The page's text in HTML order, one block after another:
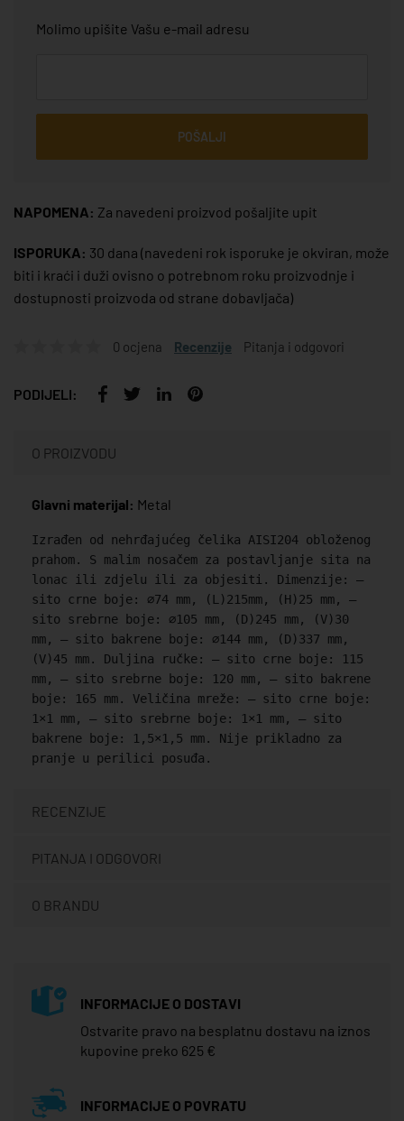
Molimo upišite Vašu e-mail adresu
POŠALJI
NAPOMENA: Za navedeni proizvod pošaljite upit
ISPORUKA: 30 dana (navedeni rok isporuke je okviran, može
biti i kraći i duži ovisno o potrebnom roku proizvodnje i
dostupnosti proizvoda od strane dobavljača)
0 ocjena Recenzije Pitanja i odgovori
PODIJELI:
O PROIZVODU
Glavni materijal: Metal
Izrađen od nehrđajućeg čelika AISI204 obloženog
prahom. S malim nosačem za postavljanje sita na
lonac ili zdjelu ili za objesiti. Dimenzije: –
sito crne boje: ⌀74 mm, (L)215mm, (H)25 mm, –
sito srebrne boje: ⌀105 mm, (D)245 mm, (V)30
mm, – sito bakrene boje: ⌀144 mm, (D)337 mm,
(V)45 mm. Duljina ručke: – sito crne boje: 115
mm, – sito srebrne boje: 120 mm, – sito bakrene
boje: 165 mm. Veličina mreže: – sito crne boje:
1×1 mm, – sito srebrne boje: 1×1 mm, – sito
bakrene boje: 1,5×1,5 mm. Nije prikladno za
pranje u perilici posuđa.
RECENZIJE
PITANJA I ODGOVORI
O BRANDU
INFORMACIJE O DOSTAVI
Ostvarite pravo na besplatnu dostavu na iznos
kupovine preko 625 €
INFORMACIJE O POVRATU